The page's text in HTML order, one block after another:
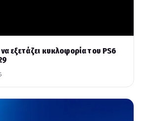
εξετάζει κυκλοφορία του PS6